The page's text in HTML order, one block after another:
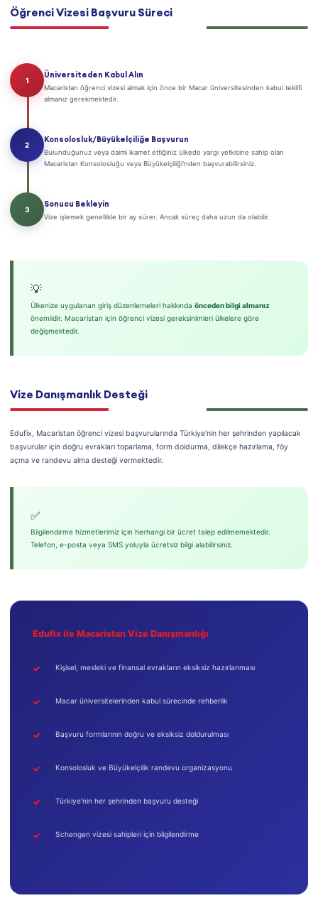
Öğrenci Vizesi Başvuru Süreci
1
Üniversiteden Kabul Alın
Macaristan öğrenci vizesi almak için önce bir Macar üniversitesinden kabul teklifi
almanız gerekmektedir.
2
Konsolosluk/Büyükelçiliğe Başvurun
Bulunduğunuz veya daimi ikamet ettiğiniz ülkede yargı yetkisine sahip olan
Macaristan Konsolosluğu veya Büyükelçiliği'nden başvurabilirsiniz.
3
Sonucu Bekleyin
Vize işlemek genellikle bir ay sürer. Ancak süreç daha uzun da olabilir.
💡
Ülkenize uygulanan giriş düzenlemeleri hakkında önceden bilgi almanız
önemlidir. Macaristan için öğrenci vizesi gereksinimleri ülkelere göre
değişmektedir.
Vize Danışmanlık Desteği
Edufix, Macaristan öğrenci vizesi başvurularında Türkiye'nin her şehrinden yapılacak
başvurular için doğru evrakları toparlama, form doldurma, dilekçe hazırlama, föy
açma ve randevu alma desteği vermektedir.
✅
Bilgilendirme hizmetlerimiz için herhangi bir ücret talep edilmemektedir.
Telefon, e-posta veya SMS yoluyla ücretsiz bilgi alabilirsiniz.
Edufix ile Macaristan Vize Danışmanlığı
Kişisel, mesleki ve finansal evrakların eksiksiz hazırlanması
Macar üniversitelerinden kabul sürecinde rehberlik
Başvuru formlarının doğru ve eksiksiz doldurulması
Konsolosluk ve Büyükelçilik randevu organizasyonu
Türkiye'nin her şehrinden başvuru desteği
Schengen vizesi sahipleri için bilgilendirme